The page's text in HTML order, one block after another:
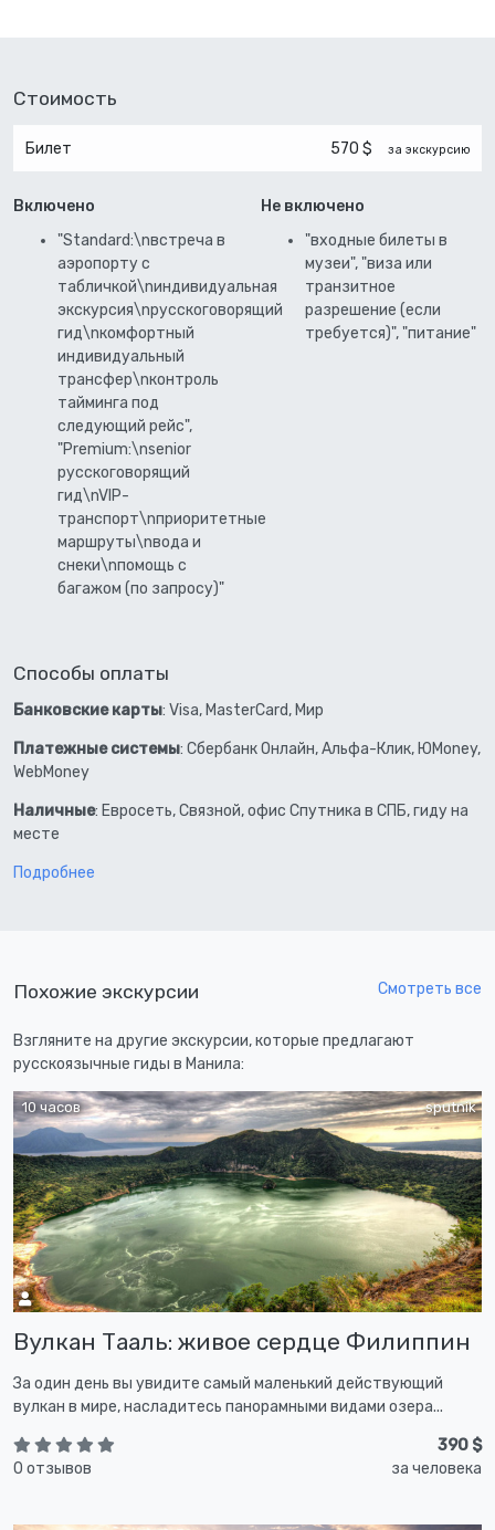
Стоимость
Билет 570 $ за экскурсию
Включено
"Standard:\nвстреча в
аэропорту с
табличкой\nиндивидуальная
экскурсия\nрусскоговорящий
гид\nкомфортный
индивидуальный
трансфер\nконтроль
тайминга под
следующий рейс",
"Premium:\nsenior
русскоговорящий
гид\nVIP-
транспорт\nприоритетные
маршруты\nвода и
снеки\nпомощь с
багажом (по запросу)"
Не включено
"входные билеты в
музеи", "виза или
транзитное
разрешение (если
требуется)", "питание"
Способы оплаты
Банковские карты: Visa, MasterCard, Мир
Платежные системы: Сбербанк Онлайн, Альфа-Клик, ЮMoney,
WebMoney
Наличные: Евросеть, Связной, офис Спутника в СПБ, гиду на
месте
Подробнее
Похожие экскурсии Смотреть все
Взгляните на другие экскурсии, которые предлагают
русскоязычные гиды в Манила:
sputnik
10 часов
Вулкан Тааль: живое сердце Филиппин
За один день вы увидите самый маленький действующий
вулкан в мире, насладитесь панорамными видами озера...
0 отзывов
390 $
за человека